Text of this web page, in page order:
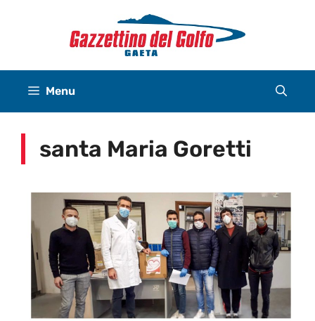
Menu
santa Maria Goretti